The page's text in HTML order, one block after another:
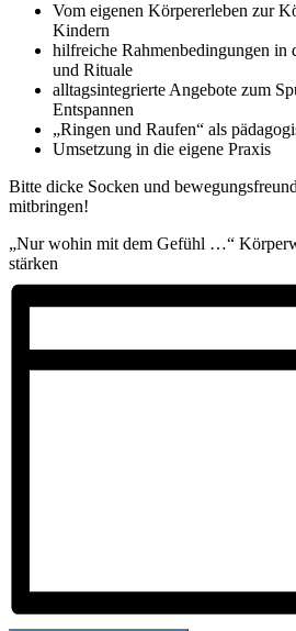
Vom eigenen Körpererleben zur
Kindern
hilfreiche Rahmenbedingungen in
und Rituale
alltagsintegrierte Angebote zum
Entspannen
„Ringen und Raufen“ als
Umsetzung in die eigene Praxis
Bitte dicke Socken und
mitbringen!
„Nur wohin mit dem Gefühl …“
stärken